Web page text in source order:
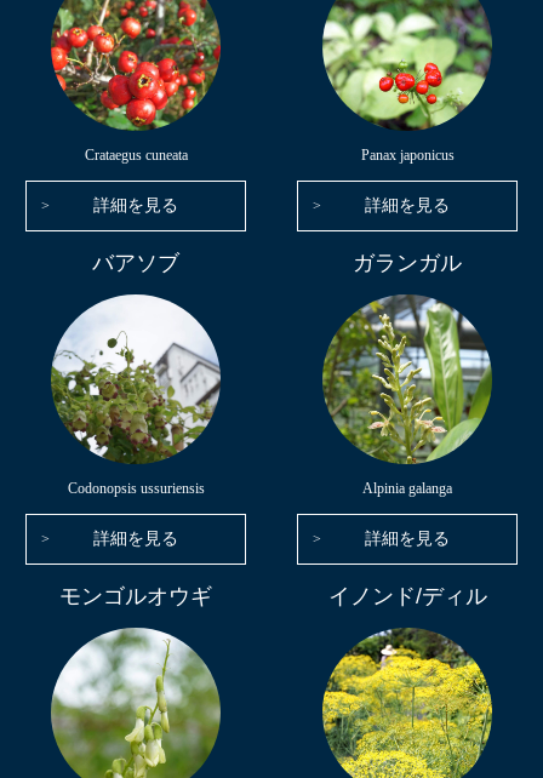
Crataegus cuneata
詳細を見る
Panax japonicus
詳細を見る
バアソブ
Codonopsis ussuriensis
詳細を見る
ガランガル
Alpinia galanga
詳細を見る
モンゴルオウギ イノンド/ディル